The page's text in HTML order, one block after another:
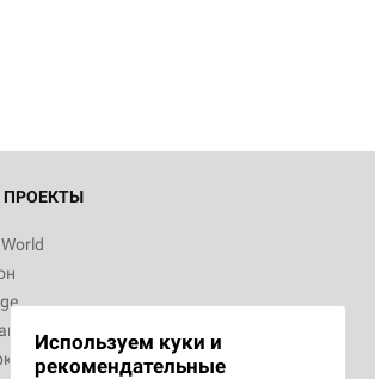
Используем куки и
рекомендательные